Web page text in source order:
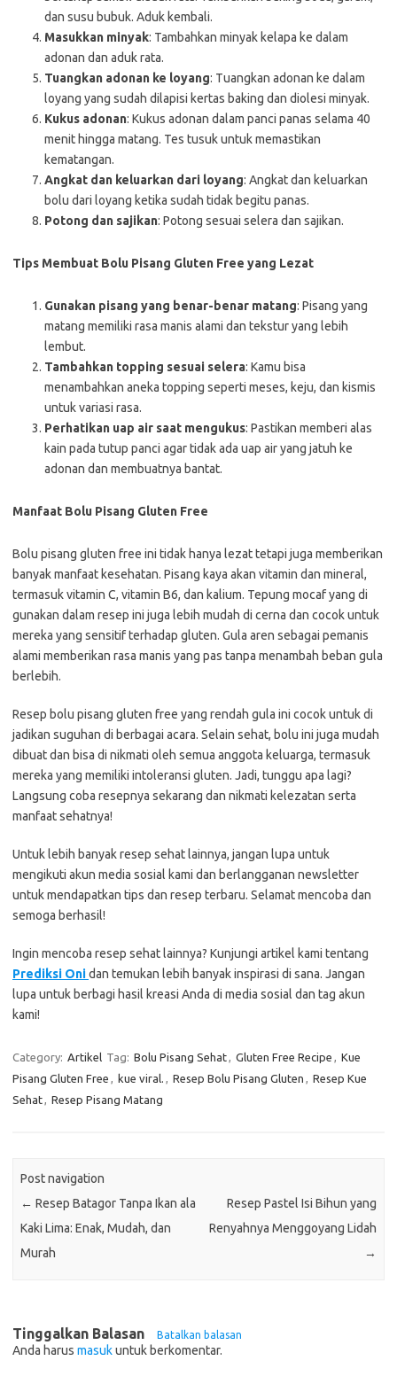
dan susu bubuk. Aduk kembali.
Masukkan minyak: Tambahkan minyak kelapa ke dalam
adonan dan aduk rata.
Tuangkan adonan ke loyang: Tuangkan adonan ke dalam
loyang yang sudah dilapisi kertas baking dan diolesi minyak.
Kukus adonan: Kukus adonan dalam panci panas selama 40
menit hingga matang. Tes tusuk untuk memastikan
kematangan.
Angkat dan keluarkan dari loyang: Angkat dan keluarkan
bolu dari loyang ketika sudah tidak begitu panas.
Potong dan sajikan: Potong sesuai selera dan sajikan.
Tips Membuat Bolu Pisang Gluten Free yang Lezat
Gunakan pisang yang benar-benar matang: Pisang yang
matang memiliki rasa manis alami dan tekstur yang lebih
lembut.
Tambahkan topping sesuai selera: Kamu bisa
menambahkan aneka topping seperti meses, keju, dan kismis
untuk variasi rasa.
Perhatikan uap air saat mengukus: Pastikan memberi alas
kain pada tutup panci agar tidak ada uap air yang jatuh ke
adonan dan membuatnya bantat.
Manfaat Bolu Pisang Gluten Free
Bolu pisang gluten free ini tidak hanya lezat tetapi juga memberikan
banyak manfaat kesehatan. Pisang kaya akan vitamin dan mineral,
termasuk vitamin C, vitamin B6, dan kalium. Tepung mocaf yang di
gunakan dalam resep ini juga lebih mudah di cerna dan cocok untuk
mereka yang sensitif terhadap gluten. Gula aren sebagai pemanis
alami memberikan rasa manis yang pas tanpa menambah beban gula
berlebih.
Resep bolu pisang gluten free yang rendah gula ini cocok untuk di
jadikan suguhan di berbagai acara. Selain sehat, bolu ini juga mudah
dibuat dan bisa di nikmati oleh semua anggota keluarga, termasuk
mereka yang memiliki intoleransi gluten. Jadi, tunggu apa lagi?
Langsung coba resepnya sekarang dan nikmati kelezatan serta
manfaat sehatnya!
Untuk lebih banyak resep sehat lainnya, jangan lupa untuk
mengikuti akun media sosial kami dan berlangganan newsletter
untuk mendapatkan tips dan resep terbaru. Selamat mencoba dan
semoga berhasil!
Ingin mencoba resep sehat lainnya? Kunjungi artikel kami tentang
Prediksi Onidan temukan lebih banyak inspirasi di sana. Jangan
lupa untuk berbagi hasil kreasi Anda di media sosial dan tag akun
kami!
Category: Artikel Tag: Bolu Pisang Sehat, Gluten Free Recipe , Kue
Pisang Gluten Free , kue viral. , Resep Bolu Pisang Gluten , Resep Kue
Sehat, Resep Pisang Matang
Post navigation
← Resep Batagor Tanpa Ikan ala
Kaki Lima: Enak, Mudah, dan
Murah
Resep Pastel Isi Bihun yang
Renyahnya Menggoyang Lidah
→
Tinggalkan Balasan Batalkan balasan
Anda harus masukuntuk berkomentar.